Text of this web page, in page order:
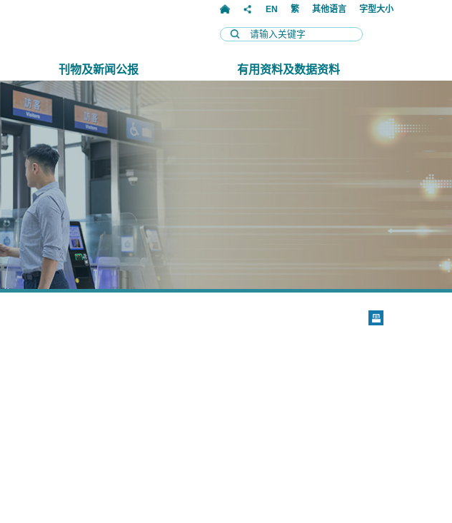
EN 繁 其他语言 字型大小
刊物及新闻公报 有用资料及数据资料